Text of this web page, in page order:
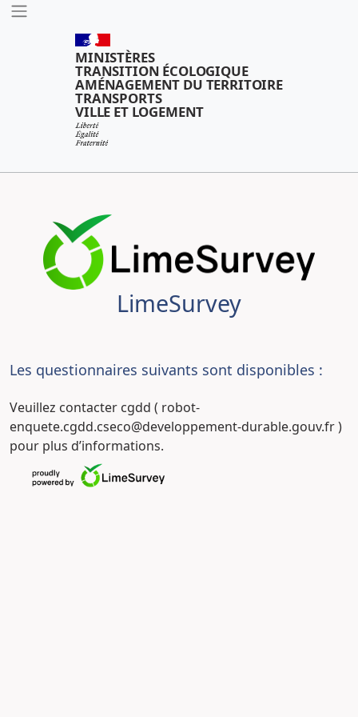
Outils
MINISTÈRES
TRANSITION ÉCOLOGIQUE
AMÉNAGEMENT DU TERRITOIRE
TRANSPORTS
VILLE ET LOGEMENT
LimeSurvey
Les questionnaires suivants sont disponibles :
Veuillez contacter cgdd ( robot-
enquete.cgdd.cseco@developpement-durable.gouv.fr )
pour plus d’informations.